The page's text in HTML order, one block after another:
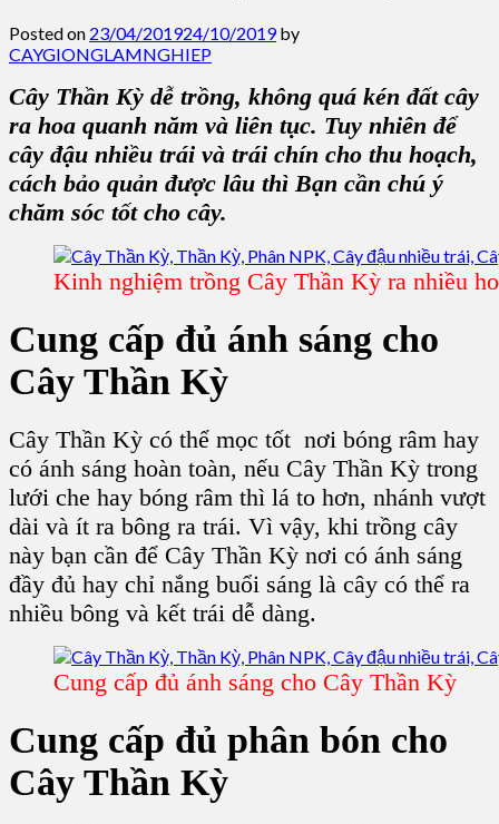
Posted on 23/04/201924/10/2019by
CAYGIONGLAMNGHIEP
Cây Thần Kỳ dễ trồng, không quá kén đất cây
ra hoa quanh năm và liên tục. Tuy nhiên để
cây đậu nhiều trái và trái chín cho thu hoạch,
cách bảo quản được lâu thì Bạn cần chú ý
chăm sóc tốt cho cây.
Kinh nghiệm trồng Cây Thần Kỳ ra nhiều
Cung cấp đủ ánh sáng cho
Cây Thần Kỳ
Cây Thần Kỳ có thể mọc tốt nơi bóng râm hay
có ánh sáng hoàn toàn, nếu Cây Thần Kỳ trong
lưới che hay bóng râm thì lá to hơn, nhánh vượt
dài và ít ra bông ra trái. Vì vậy, khi trồng cây
này bạn cần để Cây Thần Kỳ nơi có ánh sáng
đầy đủ hay chỉ nắng buổi sáng là cây có thể ra
nhiều bông và kết trái dễ dàng.
Cung cấp đủ ánh sáng cho Cây Thần Kỳ
Cung cấp đủ phân bón cho
Cây Thần Kỳ